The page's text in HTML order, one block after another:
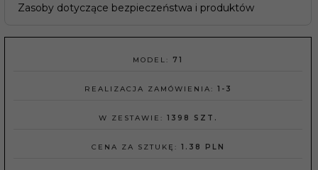
Zasoby dotyczące bezpieczeństwa i produktów
MODEL: 71
REALIZACJA ZAMÓWIENIA: 1-3
W ZESTAWIE: 1398 SZT.
CENA ZA SZTUKĘ: 1.38 PLN